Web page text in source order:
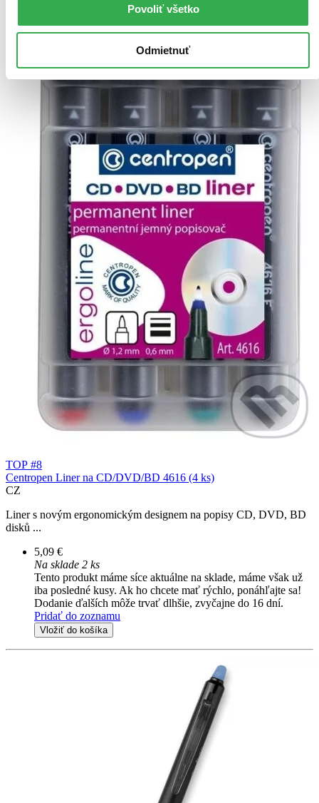
Povoliť všetko
Odmietnuť
TOP #8
Centropen Liner na CD/DVD/BD 4616 (4 ks)
CZ
Liner s novým ergonomickým designem na popisy CD, DVD, BD
disků ...
5,09 €
Na sklade 2 ks
Tento produkt máme síce aktuálne na sklade, máme však už
iba posledné kusy. Ak ho chcete mať rýchlo, ponáhľajte sa!
Dodanie ďalších môže trvať dlhšie, zvyčajne do 16 dní.
Pridať do zoznamu
Vložiť do košíka